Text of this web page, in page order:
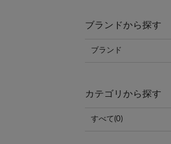
ブランドから探す
ブランド
カテゴリから探す
すべて(0)